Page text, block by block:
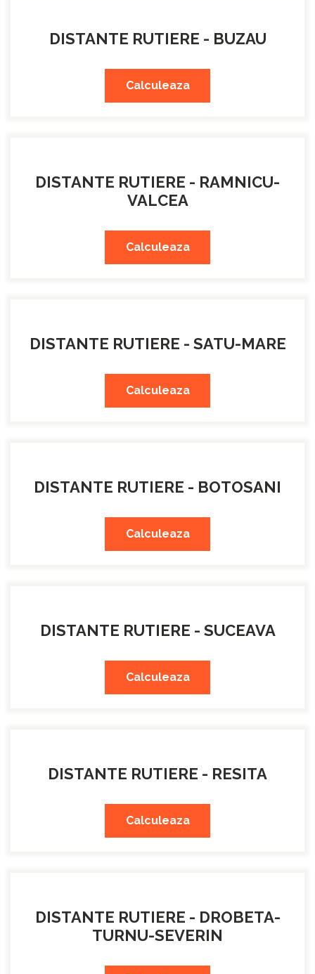
DISTANTE RUTIERE - BUZAU
Calculeaza
DISTANTE RUTIERE - RAMNICU-
VALCEA
Calculeaza
DISTANTE RUTIERE - SATU-MARE
Calculeaza
DISTANTE RUTIERE - BOTOSANI
Calculeaza
DISTANTE RUTIERE - SUCEAVA
Calculeaza
DISTANTE RUTIERE - RESITA
Calculeaza
DISTANTE RUTIERE - DROBETA-
TURNU-SEVERIN